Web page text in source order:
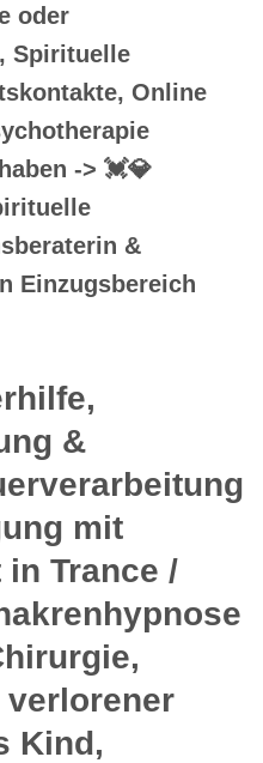
oder
Spirituelle
Online
-> 💓️💎
&
Einzugsbereich
&
mit
Trance /
verlorener
Kind,